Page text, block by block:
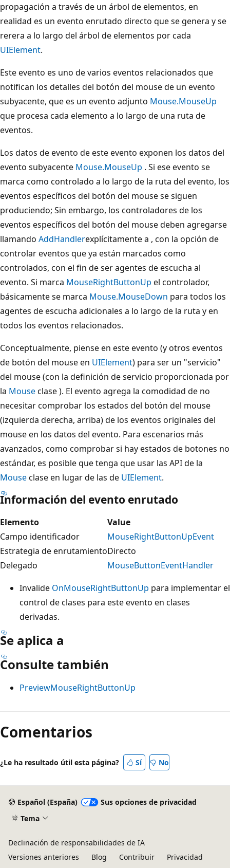
propagación a través de un árbol de elementos, en
realidad es un evento enrutado directo que se genera y se
rerera a lo largo del árbol de elementos por cada
UIElement.
Este evento es uno de varios eventos relacionados que
notifican los detalles del botón del mouse de un evento
subyacente, que es un evento adjunto Mouse.MouseUp
que procesa cada elemento a lo largo de una ruta de
eventos.
Los datos de evento de este evento exponen los datos del
evento subyacente Mouse.MouseUp . Si ese evento se
marca como controlado a lo largo de la ruta del evento, los
eventos específicos del botón del mouse se siguen
produciendo; Sin embargo, los controladores de los
eventos específicos del botón del mouse deben agregarse
llamando AddHandlerexplícitamente a , con la opción de
controlar eventos que ya están marcados como
controlados, con el fin de ser agentes de escucha al
evento. Si marca MouseRightButtonUp el controlador,
básicamente se marca Mouse.MouseDown para todos los
agentes de escucha adicionales a lo largo de la ruta y en
todos los eventos relacionados.
Conceptualmente, piense en este evento (y otros eventos
de botón del mouse en UIElement) para ser un "servicio"
del mouse (con la definición de servicio proporcionada por
la Mouseclase ). El evento agrega la comodidad de no
necesitar comprobar los estados del botón del mouse
(izquierda derecha, arriba) de los eventos originales del
mouse en los datos del evento. Para escenarios más
avanzados, como comprobar si hay estados de botones no
estándar, es posible que tenga que usar las API de la
Mouseclase en lugar de las de UIElement.
Información del evento enrutado
Elemento
Value
Campo identificador
MouseRightButtonUpEvent
Estrategia de enrutamientoDirecto
Delegado
MouseButtonEventHandler
Invalide OnMouseRightButtonUp para implementar el
control de clases para este evento en clases
derivadas.
Se aplica a
Consulte también
PreviewMouseRightButtonUp
Modo
de
lectura
Comentarios
¿Le ha resultado útil esta página? Sí No
Español (España)
Sus opciones de privacidad
Tema
Declinación de responsabilidades de IA
Versiones anteriores
Blog Contribuir
Privacidad